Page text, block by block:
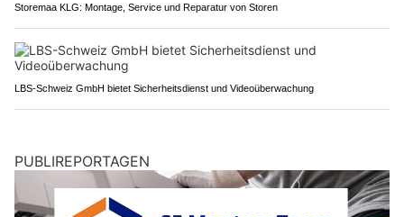
Storemaa KLG: Montage, Service und Reparatur von Storen
LBS-Schweiz GmbH bietet Sicherheitsdienst und Videoüberwachung
PUBLIREPORTAGEN